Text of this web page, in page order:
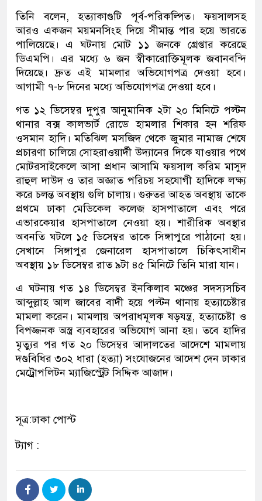
তিনি বলেন, হত্যাকাণ্ডটি পূর্ব-পরিকল্পিত। ফয়সালসহ
আরও একজন ময়মনসিংহ দিয়ে সীমান্ত পার হয়ে ভারতে
পালিয়েছে। এ ঘটনায় মোট ১১ জনকে গ্রেপ্তার করেছে
ডিএমপি। এর মধ্যে ৬ জন স্বীকারোক্তিমূলক জবানবন্দি
দিয়েছে। দ্রুত এই মামলার অভিযোগপত্র দেওয়া হবে।
আগামী ৭-৮ দিনের মধ্যে অভিযোগপত্র দেওয়া হবে।
গত ১২ ডিসেম্বর দুপুর আনুমানিক ২টা ২০ মিনিটে পল্টন
থানার বক্স কালভার্ট রোডে হামলার শিকার হন শরিফ
ওসমান হাদি। মতিঝিল মসজিদ থেকে জুমার নামাজ শেষে
প্রচারণা চালিয়ে সোহরাওয়ার্দী উদ্যানের দিকে যাওয়ার পথে
মোটরসাইকেলে আসা প্রধান আসামি ফয়সাল করিম মাসুদ
রাহুল দাউদ ও তার অজ্ঞাত পরিচয় সহযোগী হাদিকে লক্ষ্য
করে চলন্ত অবস্থায় গুলি চালায়। গুরুতর আহত অবস্থায় তাকে
প্রথমে ঢাকা মেডিকেল কলেজ হাসপাতালে এবং পরে
এভারকেয়ার হাসপাতালে নেওয়া হয়। শারীরিক অবস্থার
অবনতি ঘটলে ১৫ ডিসেম্বর তাকে সিঙ্গাপুরে পাঠানো হয়।
সেখানে সিঙ্গাপুর জেনারেল হাসপাতালে চিকিৎসাধীন
অবস্থায় ১৮ ডিসেম্বর রাত ৯টা ৪৫ মিনিটে তিনি মারা যান।
এ ঘটনায় গত ১৪ ডিসেম্বর ইনকিলাব মঞ্চের সদস্যসচিব
আব্দুল্লাহ আল জাবের বাদী হয়ে পল্টন থানায় হত্যাচেষ্টার
মামলা করেন। মামলায় অপরাধমূলক ষড়যন্ত্র, হত্যাচেষ্টা ও
বিপজ্জনক অস্ত্র ব্যবহারের অভিযোগ আনা হয়। তবে হাদির
মৃত্যুর পর গত ২০ ডিসেম্বর আদালতের আদেশে মামলায়
দণ্ডবিধির ৩০২ ধারা (হত্যা) সংযোজনের আদেশ দেন ঢাকার
মেট্রোপলিটন ম্যাজিস্ট্রেট সিদ্দিক আজাদ।
সূত্র:ঢাকা পোস্ট
ট্যাগ :